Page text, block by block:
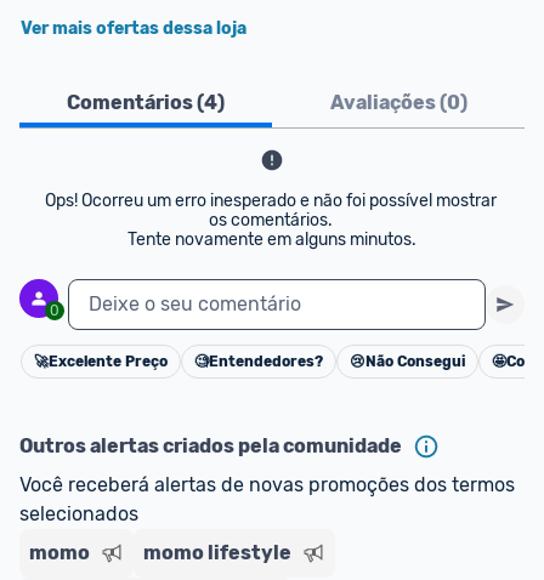
Ver mais ofertas dessa loja
Comentários (4) Avaliações (0)
Ops! Ocorreu um erro inesperado e não foi possível mostrar
os comentários.
Tente novamente em alguns minutos.
0 Deixe o seu comentário
Cancelar
🚀Excelente Preço 🧐Entendedores? 😢 Não Consegui 🤩
Outros alertas criados pela comunidade
Você receberá alertas de novas promoções dos termos
selecionados
momo
momo lifestyle